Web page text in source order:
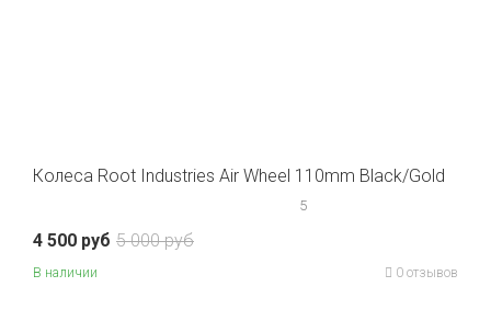
Колеса Root Industries Air Wheel 110mm Black/Gold
5
5 000 руб
4 500 руб
В наличии 0 отзывов